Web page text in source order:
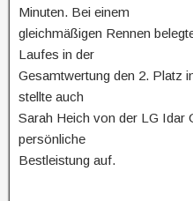
Minuten. Bei einem
gleichmäßigen Rennen
Laufes in der
Gesamtwertung den 2. Platz
stellte auch
Sarah Heich von der LG Idar
persönliche
Bestleistung auf.